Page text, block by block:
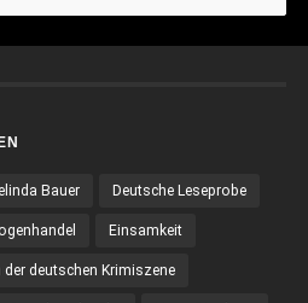
Bauer Deutsche Leseprobe
Einsamkeit
der deutschen Krimiszene